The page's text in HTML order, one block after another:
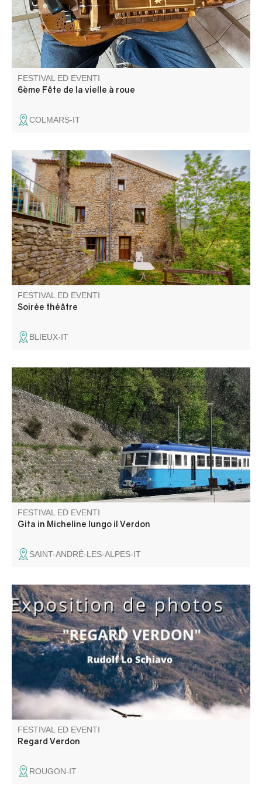
FESTIVAL ED EVENTI
6ème Fête de la vielle à roue
COLMARS-IT
La Compagnie Totem et le Gîte La Chambrette vous
invitent à une soirée théâtre !! Une interprétation de
"Pauvreté, Richesse, Homme et Bête" de Hans Henny
Jahnn vous sera proposée. Il s'agit d'un drame paysan.
FESTIVAL ED EVENTI
Soirée théâtre
BLIEUX-IT
A bordo di un'autotreno del 1936, rivivete l'atmosfera delle
"Michelines"! Al vostro arrivo a Thorame, le associazioni
locali vi propongono di visitare la cappella di Notre-Dame
de la Fleur e di assistere, nel pomeriggio, a una
dimostrazione di distillazione della lavanda.
FESTIVAL ED EVENTI
Gita in Micheline lungo il Verdon
SAINT-ANDRÉ-LES-ALPES-IT
Une superbe exposition photos de Rudolf Lo Schiavo.
FESTIVAL ED EVENTI
Regard Verdon
ROUGON-IT